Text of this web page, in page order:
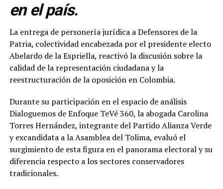
en el país.
La entrega de personería jurídica a Defensores de la
Patria, colectividad encabezada por el presidente electo
Abelardo de la Espriella, reactivó la discusión sobre la
calidad de la representación ciudadana y la
reestructuración de la oposición en Colombia.
Durante su participación en el espacio de análisis
Dialoguemos de Enfoque TeVé 360, la abogada Carolina
Torres Hernández, integrante del Partido Alianza Verde
y excandidata a la Asamblea del Tolima, evaluó el
surgimiento de esta figura en el panorama electoral y su
diferencia respecto a los sectores conservadores
tradicionales.